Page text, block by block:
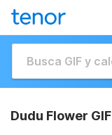
Dudu Flower GIF